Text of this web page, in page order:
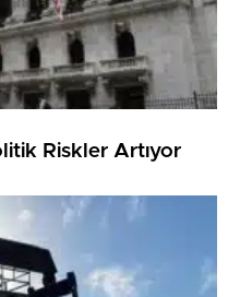
Riskler Artıyor